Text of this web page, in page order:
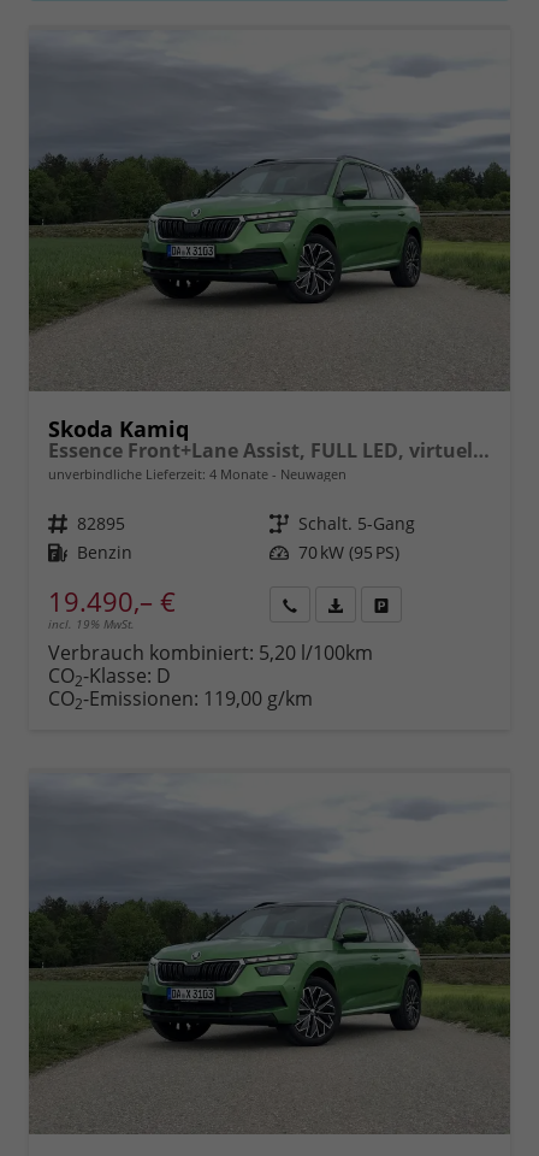
Skoda Kamiq
Essence Front+Lane Assist, FULL LED, virtuelles Cockpit, , Klima, Parksensoren, ISOFIX, el. Fensterheber vorn uvm.
unverbindliche Lieferzeit: 4 Monate Neuwagen
Fahrzeugnr. 82895 Getriebe Schalt. 5-Gang
Kraftstoff Benzin Leistung 70 kW (95 PS)
19.490,– €
incl. 19% MwSt.
anfordern
Datei,
Verbrauch kombiniert: 5,20 l/100km
CO2-Klasse: D
CO2-Emissionen: 119,00 g/km